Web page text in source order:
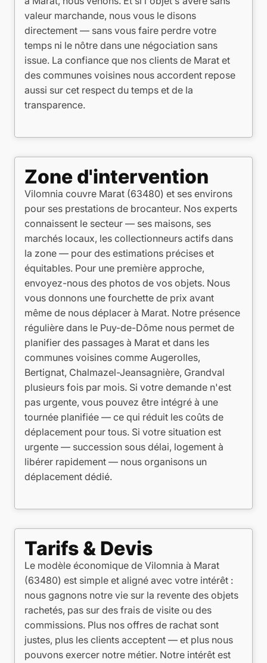
valeur marchande, nous vous le disons
directement — sans vous faire perdre votre
temps ni le nôtre dans une négociation sans
issue. La confiance que nos clients de Marat et
des communes voisines nous accordent repose
aussi sur cet respect du temps et de la
transparence.
Zone d'intervention
Vilomnia couvre Marat (63480) et ses environs
pour ses prestations de brocanteur. Nos experts
connaissent le secteur — ses maisons, ses
marchés locaux, les collectionneurs actifs dans
la zone — pour des estimations précises et
équitables. Pour une première approche,
envoyez-nous des photos de vos objets. Nous
vous donnons une fourchette de prix avant
même de nous déplacer à Marat. Notre présence
régulière dans le Puy-de-Dôme nous permet de
planifier des passages à Marat et dans les
communes voisines comme Augerolles,
Bertignat, Chalmazel-Jeansagnière, Grandval
plusieurs fois par mois. Si votre demande n'est
pas urgente, vous pouvez être intégré à une
tournée planifiée — ce qui réduit les coûts de
déplacement pour tous. Si votre situation est
urgente — succession sous délai, logement à
libérer rapidement — nous organisons un
déplacement dédié.
Tarifs & Devis
Le modèle économique de Vilomnia à Marat
(63480) est simple et aligné avec votre intérêt :
nous gagnons notre vie sur la revente des objets
rachetés, pas sur des frais de visite ou des
commissions. Plus nos offres de rachat sont
justes, plus les clients acceptent — et plus nous
pouvons exercer notre métier. Notre intérêt est